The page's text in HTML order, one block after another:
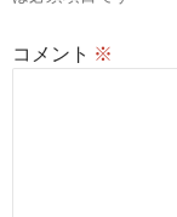
コメント ※